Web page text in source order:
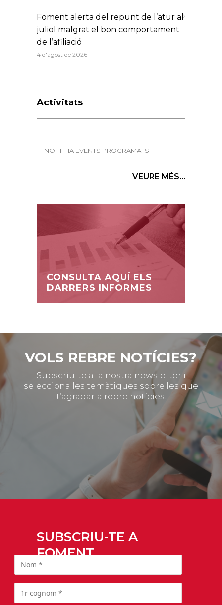
Foment alerta del repunt de l’atur al
juliol malgrat el bon comportament
de l’afiliació
4 d'agost de 2026
Activitats
NO HI HA EVENTS PROGRAMATS
VEURE MÉS...
CONSULTA AQUÍ ELS
DARRERS INFORMES
VOLS REBRE NOTÍCIES?
Subscriu-te a la nostra newsletter i
selecciona les temàtiques sobre les que
t’agradaria rebre notícies.
SUBSCRIU-TE A
FOMENT